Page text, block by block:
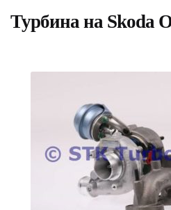
Турбина на Skoda